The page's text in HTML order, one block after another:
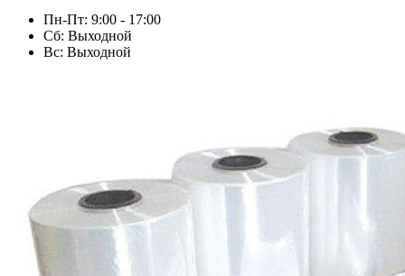
Пн-Пт: 9:00 - 17:00
Сб: Выходной
Вс: Выходной